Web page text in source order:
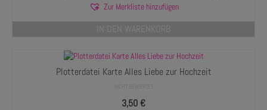
Zur Merkliste hinzufügen
IN DEN WARENKORB
Plotterdatei Karte Alles Liebe zur Hochzeit
3,50€